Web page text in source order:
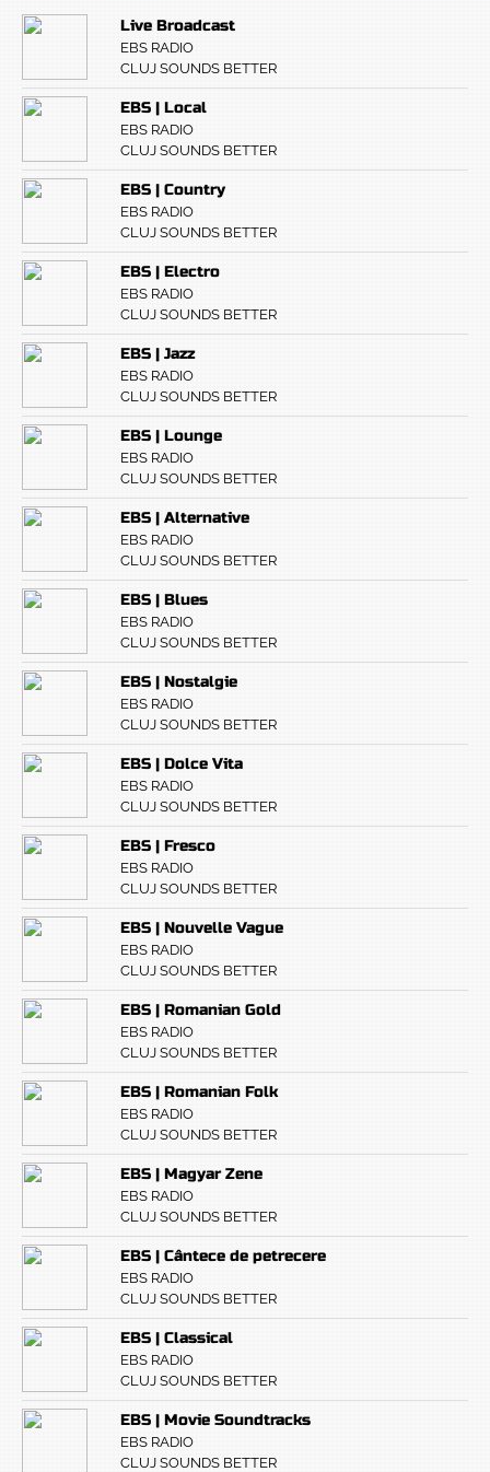
Live Broadcast
EBS RADIO
CLUJ SOUNDS BETTER
EBS | Local
EBS RADIO
CLUJ SOUNDS BETTER
EBS | Country
EBS RADIO
CLUJ SOUNDS BETTER
EBS | Electro
EBS RADIO
CLUJ SOUNDS BETTER
EBS | Jazz
EBS RADIO
CLUJ SOUNDS BETTER
EBS | Lounge
EBS RADIO
CLUJ SOUNDS BETTER
EBS | Alternative
EBS RADIO
CLUJ SOUNDS BETTER
EBS | Blues
EBS RADIO
CLUJ SOUNDS BETTER
EBS | Nostalgie
EBS RADIO
CLUJ SOUNDS BETTER
EBS | Dolce Vita
EBS RADIO
CLUJ SOUNDS BETTER
EBS | Fresco
EBS RADIO
CLUJ SOUNDS BETTER
EBS | Nouvelle Vague
EBS RADIO
CLUJ SOUNDS BETTER
EBS | Romanian Gold
EBS RADIO
CLUJ SOUNDS BETTER
EBS | Romanian Folk
EBS RADIO
CLUJ SOUNDS BETTER
EBS | Magyar Zene
EBS RADIO
CLUJ SOUNDS BETTER
EBS | Cântece de petrecere
EBS RADIO
CLUJ SOUNDS BETTER
EBS | Classical
EBS RADIO
CLUJ SOUNDS BETTER
EBS | Movie Soundtracks
EBS RADIO
CLUJ SOUNDS BETTER